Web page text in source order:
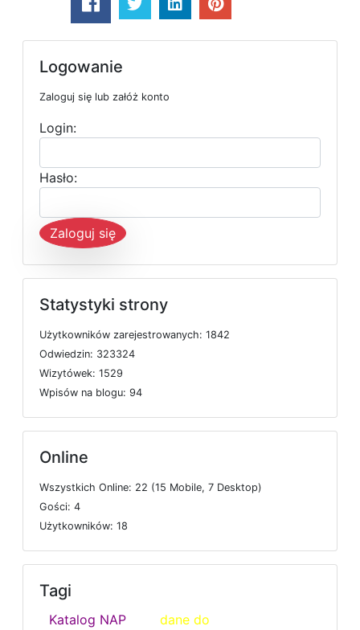
Logowanie
Zaloguj się lub załóż konto
Login:
Hasło:
Zaloguj się
Statystyki strony
Użytkowników zarejestrowanych: 1842
Odwiedzin: 323324
Wizytówek: 1529
Wpisów na blogu: 94
Online
Wszystkich Online: 22 (15 Mobile, 7 Desktop)
Gości: 4
Użytkowników: 18
Tagi
Katalog NAP
dane do